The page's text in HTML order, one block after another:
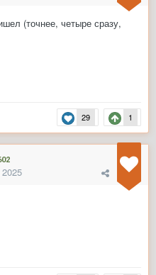
(точнее, четыре сразу,
29 1